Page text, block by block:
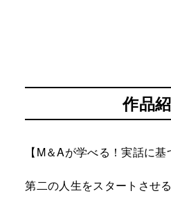
作品
【M＆Aが学べる！実話に基
第二の人生をスタートさせ